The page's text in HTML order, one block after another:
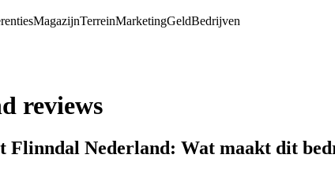
MagazijnTerreinMarketingGeldBedrijven
reviews
Flinndal Nederland: Wat maakt dit